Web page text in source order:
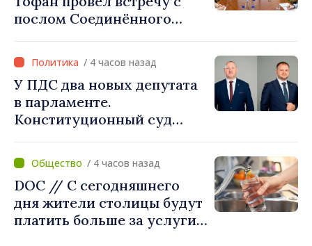
послом Соединённого
Великобритании и
Северной Ирландии Ферн
Хорин
/ 4 часов назад
У ПДС два новых депутата
в парламенте.
Конституционный суд
/ 4 часов назад
DOC // С сегодняшнего
дня жители столицы будут
платить больше за услуги